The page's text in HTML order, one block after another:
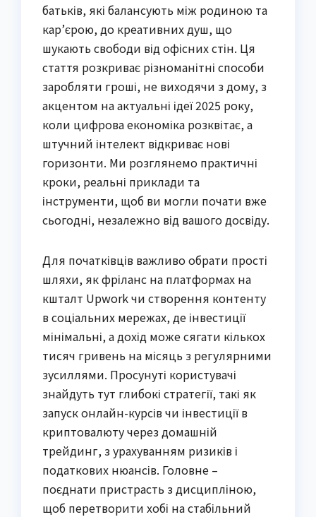
батьків, які балансують між родиною та
кар’єрою, до креативних душ, що
шукають свободи від офісних стін. Ця
стаття розкриває різноманітні способи
заробляти гроші, не виходячи з дому, з
акцентом на актуальні ідеї 2025 року,
коли цифрова економіка розквітає, а
штучний інтелект відкриває нові
горизонти. Ми розглянемо практичні
кроки, реальні приклади та
інструменти, щоб ви могли почати вже
сьогодні, незалежно від вашого досвіду.
Для початківців важливо обрати прості
шляхи, як фріланс на платформах на
кшталт Upwork чи створення контенту
в соціальних мережах, де інвестиції
мінімальні, а дохід може сягати кількох
тисяч гривень на місяць з регулярними
зусиллями. Просунуті користувачі
знайдуть тут глибокі стратегії, такі як
запуск онлайн-курсів чи інвестиції в
криптовалюту через домашній
трейдинг, з урахуванням ризиків і
податкових нюансів. Головне –
поєднати пристрасть з дисципліною,
щоб перетворити хобі на стабільний